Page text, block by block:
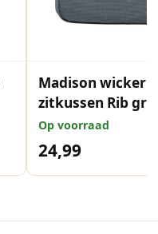
Madison wicker
zitkussen Rib
cm
Op voorraad
24,99